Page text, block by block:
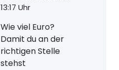
13:17 Uhr
Wie viel Euro?
Damit du an der
richtigen Stelle
stehst